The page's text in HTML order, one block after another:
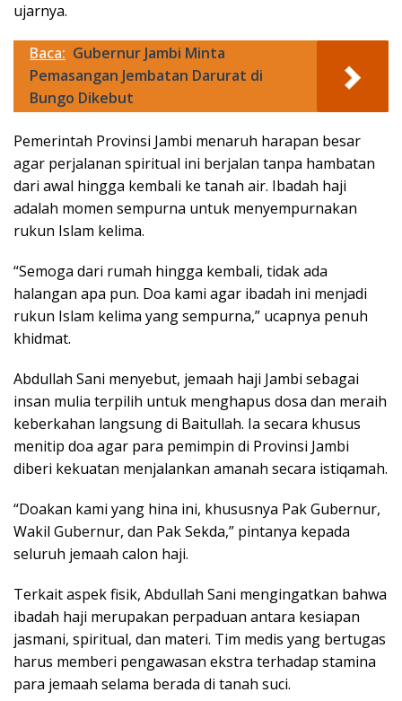
ujarnya.
Baca: Gubernur Jambi Minta
Pemasangan Jembatan Darurat di
Bungo Dikebut
Pemerintah Provinsi Jambi menaruh harapan besar
agar perjalanan spiritual ini berjalan tanpa hambatan
dari awal hingga kembali ke tanah air. Ibadah haji
adalah momen sempurna untuk menyempurnakan
rukun Islam kelima.
“Semoga dari rumah hingga kembali, tidak ada
halangan apa pun. Doa kami agar ibadah ini menjadi
rukun Islam kelima yang sempurna,” ucapnya penuh
khidmat.
Abdullah Sani menyebut, jemaah haji Jambi sebagai
insan mulia terpilih untuk menghapus dosa dan meraih
keberkahan langsung di Baitullah. Ia secara khusus
menitip doa agar para pemimpin di Provinsi Jambi
diberi kekuatan menjalankan amanah secara istiqamah.
“Doakan kami yang hina ini, khususnya Pak Gubernur,
Wakil Gubernur, dan Pak Sekda,” pintanya kepada
seluruh jemaah calon haji.
Terkait aspek fisik, Abdullah Sani mengingatkan bahwa
ibadah haji merupakan perpaduan antara kesiapan
jasmani, spiritual, dan materi. Tim medis yang bertugas
harus memberi pengawasan ekstra terhadap stamina
para jemaah selama berada di tanah suci.